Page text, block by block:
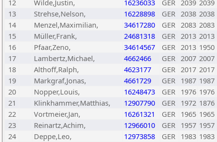
12
Wilde,Justin, 16236033 GER 2039 2039
13
Strehse,Nelson, 16228898 GER 2038 2038
14
Menzel,Maximilian, 34617280 GER 2083 2083
15
Müller,Frank, 24681318 GER 2013 2013
16
Pfaar,Zeno, 34614567 GER 2013 1950
17
Lambertz,Michael, 4662466 GER 2007 2007
18
Althoff,Ralph, 4623177 GER 2017 2017
19
Markgraf,Jonas, 4661729 GER 1987 1987
20
Nopper,Louis, 16248473 GER 1976 1976
21
Klinkhammer,Matthias, 12907790 GER 1972 1876
22
Vortmeier,Jan, 16261321 GER 1965 1965
23
Reinartz,Achim, 12966010 GER 1957 1957
24
Deppe,Leo, 12973858 GER 1983 1983